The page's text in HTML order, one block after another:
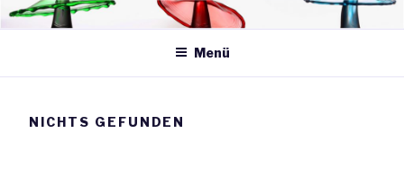
Zum
InhaltSteinTropfen.de
Menü
NICHTS GEFUNDEN